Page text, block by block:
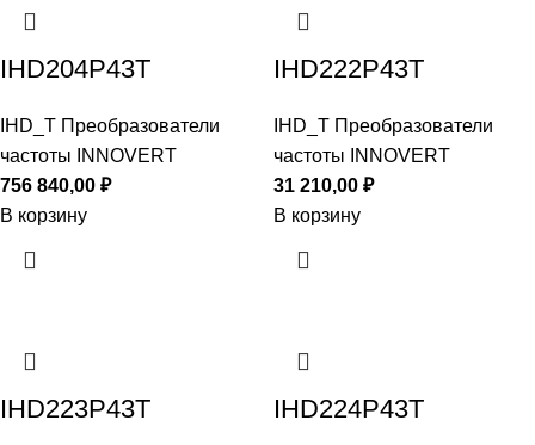
IHD204P43T
IHD_T Преобразователи
частоты INNOVERT
756 840,00 ₽
В корзину
IHD222P43T
IHD_T Преобразователи
частоты INNOVERT
31 210,00 ₽
В корзину
IHD223P43T IHD224P43T